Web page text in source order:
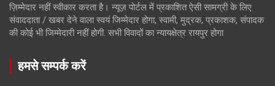
ज़िम्मेदार नहीं स्वीकार करता है। न्यूज़ पोर्टल में प्रकाशित ऐसी सामग्री के लिए
संवाददाता / खबर देने वाला स्वयं जिम्मेदार होगा, स्वामी, मुद्रक, प्रकाशक, संपादक
की कोई भी जिम्मेदारी नहीं होगी. सभी विवादों का न्यायक्षेत्र रायपुर होगा
हमसे सम्पर्क करें